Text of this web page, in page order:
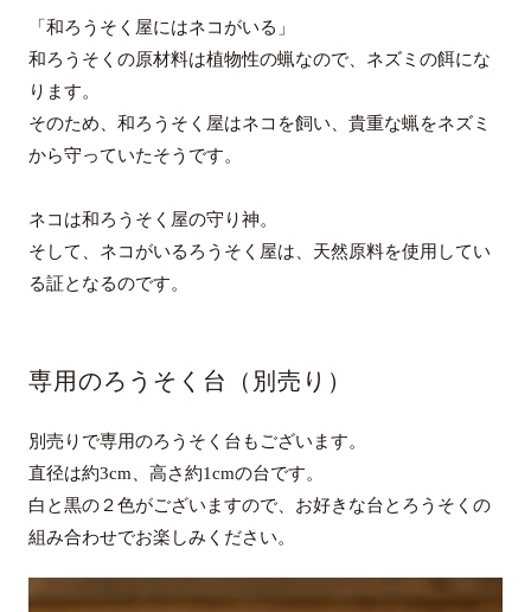
「和ろうそく屋にはネコがいる」
和ろうそくの原材料は植物性の蝋なので、ネズミの餌にな
ります。
そのため、和ろうそく屋はネコを飼い、貴重な蝋をネズミ
から守っていたそうです。
ネコは和ろうそく屋の守り神。
そして、ネコがいるろうそく屋は、天然原料を使用してい
る証となるのです。
専用のろうそく台（別売り）
別売りで専用のろうそく台もございます。
直径は約3cm、高さ約1cmの台です。
白と黒の２色がございますので、お好きな台とろうそくの
組み合わせでお楽しみください。